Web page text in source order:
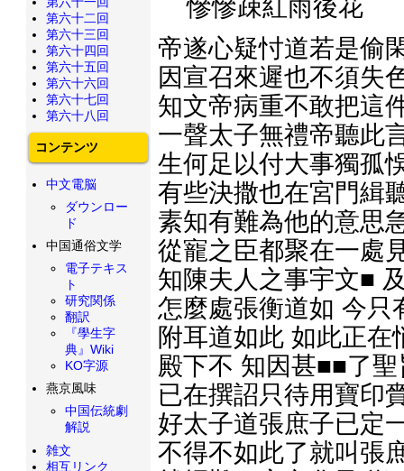
慘慘疎紅雨後花
帝遂心疑忖道若是偷
因宣召來遲也不須失
知文帝病重不敢把這
一聲太子無禮帝聽此
生何足以付大事獨孤
有些決撒也在宮門緝
素知有難為他的意思
從寵之臣都聚在一處
知陳夫人之事宇文■
怎麼處張衡道如 今只
附耳道如此 如此正
殿下不 知因甚■■了
已在撰詔只待用寶印
好太子道張庶子已定
不得不如此了就叫張
第六十二回
第六十三回
第六十四回
第六十五回
第六十六回
第六十七回
第六十八回
コンテンツ
中文電脳
ダウンロー
ド
中国通俗文学
電子テキス
ト
研究関係
翻訳
『學生字
典』Wiki
KO字源
燕京風味
中国伝統劇
解説
雑文
相互リンク